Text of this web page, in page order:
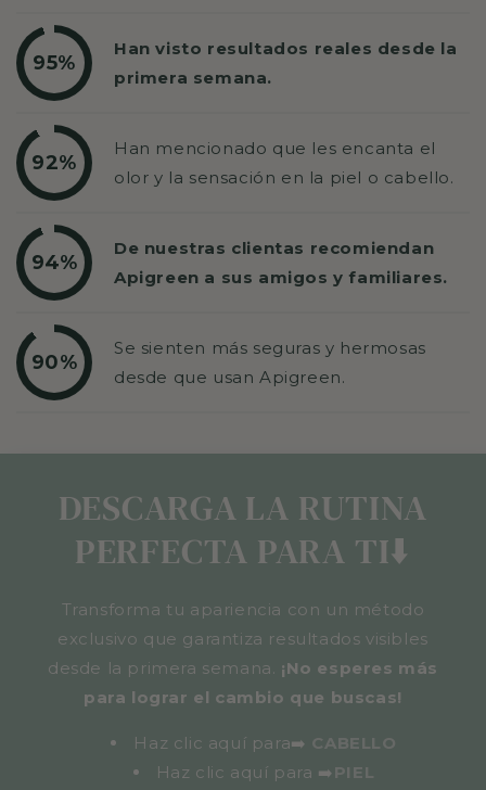
95%
Han visto resultados reales desde la
primera semana.
92%
Han mencionado que les encanta el
olor y la sensación en la piel o cabello.
94%
De nuestras clientas recomiendan
Apigreen a sus amigos y familiares.
90%
Se sienten más seguras y hermosas
desde que usan Apigreen.
DESCARGA LA RUTINA
PERFECTA PARA TI⬇️
Transforma tu apariencia con un método
exclusivo que garantiza resultados visibles
desde la primera semana. ¡No esperes más
para lograr el cambio que buscas!
Haz clic aquí para➡️ CABELLO
Haz clic aquí para ➡️PIEL